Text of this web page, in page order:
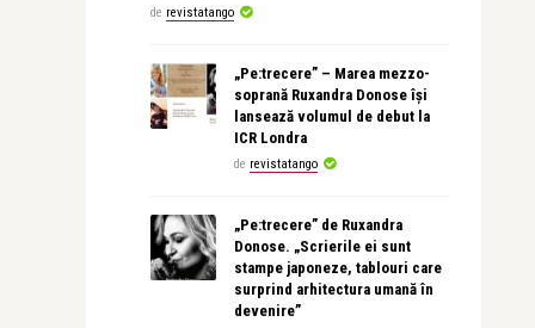
de revistatango
„Pe:trecere” – Marea mezzo-
soprană Ruxandra Donose își
lansează volumul de debut la
ICR Londra
de revistatango
„Pe:trecere” de Ruxandra
Donose. „Scrierile ei sunt
stampe japoneze, tablouri care
surprind arhitectura umană în
devenire”